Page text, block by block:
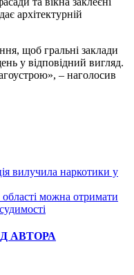
архітектурній
щоб гральні заклади
у відповідний вигляд.
– наголосив
вилучила наркотики у
можна отримати
АВТОРА